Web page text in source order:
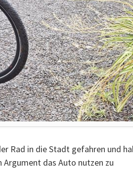
Rad in die Stadt gefahren und
das Auto nutzen zu